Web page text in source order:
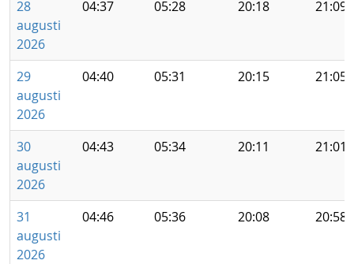
28
augusti
2026
04:37 05:28 20:18 21:09
29
augusti
2026
04:40 05:31 20:15 21:05
30
augusti
2026
04:43 05:34 20:11 21:01
31
augusti
2026
04:46 05:36 20:08 20:58